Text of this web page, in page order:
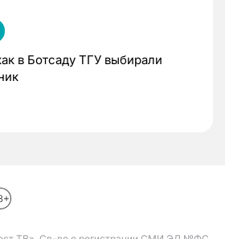
в Ботсаду ТГУ выбирали